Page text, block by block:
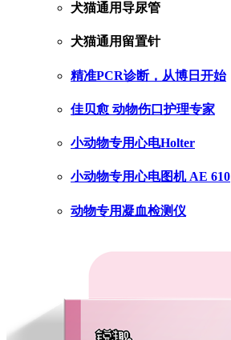
犬猫通用导尿管
犬猫通用留置针
精准PCR诊断，从博日开始
佳贝愈 动物伤口护理专家
小动物专用心电Holter
小动物专用心电图机 AE 610
动物专用凝血检测仪